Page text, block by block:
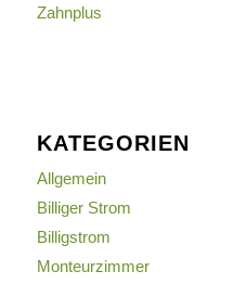
Zahnplus
KATEGORIEN
Allgemein
Billiger Strom
Billigstrom
Monteurzimmer